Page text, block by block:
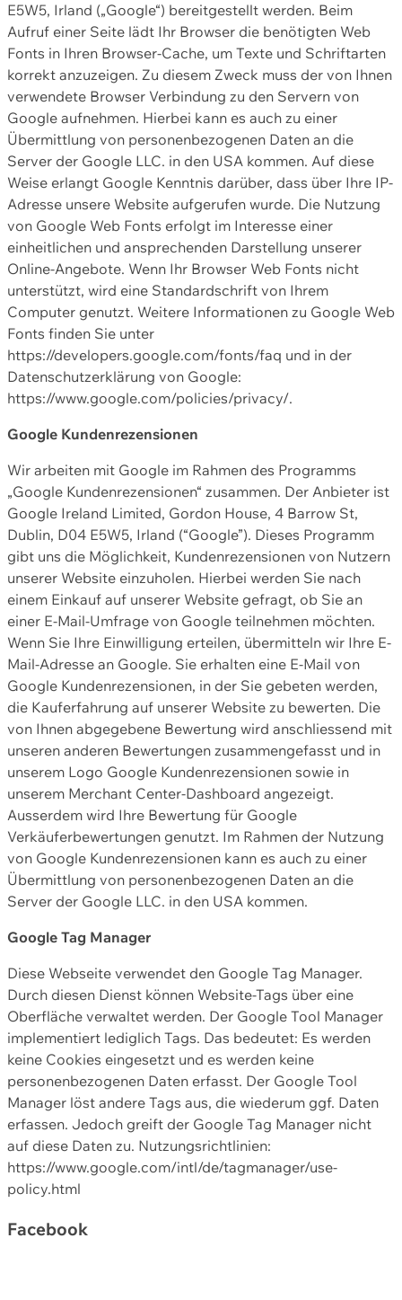
E5W5, Irland („Google“) bereitgestellt werden. Beim
Aufruf einer Seite lädt Ihr Browser die benötigten Web
Fonts in Ihren Browser-Cache, um Texte und Schriftarten
korrekt anzuzeigen. Zu diesem Zweck muss der von Ihnen
verwendete Browser Verbindung zu den Servern von
Google aufnehmen. Hierbei kann es auch zu einer
Übermittlung von personenbezogenen Daten an die
Server der Google LLC. in den USA kommen. Auf diese
Weise erlangt Google Kenntnis darüber, dass über Ihre IP-
Adresse unsere Website aufgerufen wurde. Die Nutzung
von Google Web Fonts erfolgt im Interesse einer
einheitlichen und ansprechenden Darstellung unserer
Online-Angebote. Wenn Ihr Browser Web Fonts nicht
unterstützt, wird eine Standardschrift von Ihrem
Computer genutzt. Weitere Informationen zu Google Web
Fonts finden Sie unter
https://developers.google.com/fonts/faq und in der
Datenschutzerklärung von Google:
https://www.google.com/policies/privacy/.
Google Kundenrezensionen
Wir arbeiten mit Google im Rahmen des Programms
„Google Kundenrezensionen“ zusammen. Der Anbieter ist
Google Ireland Limited, Gordon House, 4 Barrow St,
Dublin, D04 E5W5, Irland (“Google”). Dieses Programm
gibt uns die Möglichkeit, Kundenrezensionen von Nutzern
unserer Website einzuholen. Hierbei werden Sie nach
einem Einkauf auf unserer Website gefragt, ob Sie an
einer E-Mail-Umfrage von Google teilnehmen möchten.
Wenn Sie Ihre Einwilligung erteilen, übermitteln wir Ihre E-
Mail-Adresse an Google. Sie erhalten eine E-Mail von
Google Kundenrezensionen, in der Sie gebeten werden,
die Kauferfahrung auf unserer Website zu bewerten. Die
von Ihnen abgegebene Bewertung wird anschliessend mit
unseren anderen Bewertungen zusammengefasst und in
unserem Logo Google Kundenrezensionen sowie in
unserem Merchant Center-Dashboard angezeigt.
Ausserdem wird Ihre Bewertung für Google
Verkäuferbewertungen genutzt. Im Rahmen der Nutzung
von Google Kundenrezensionen kann es auch zu einer
Übermittlung von personenbezogenen Daten an die
Server der Google LLC. in den USA kommen.
Google Tag Manager
Diese Webseite verwendet den Google Tag Manager.
Durch diesen Dienst können Website-Tags über eine
Oberfläche verwaltet werden. Der Google Tool Manager
implementiert lediglich Tags. Das bedeutet: Es werden
keine Cookies eingesetzt und es werden keine
personenbezogenen Daten erfasst. Der Google Tool
Manager löst andere Tags aus, die wiederum ggf. Daten
erfassen. Jedoch greift der Google Tag Manager nicht
auf diese Daten zu. Nutzungsrichtlinien:
https://www.google.com/intl/de/tagmanager/use-
policy.html
Facebook